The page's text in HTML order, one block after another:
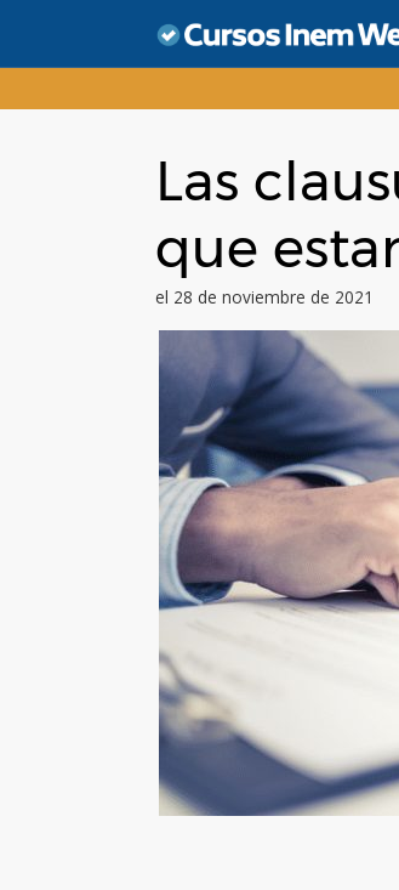
contenido
Las
que
el 28 de noviembre de 2021